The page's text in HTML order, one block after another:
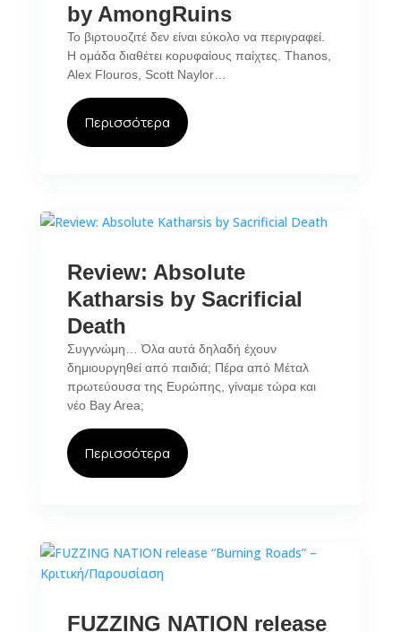
by AmongRuins
Το βιρτουοζιτέ δεν είναι εύκολο να περιγραφεί.
Η ομάδα διαθέτει κορυφαίους παίχτες. Thanos,
Alex Flouros, Scott Naylor…
Περισσότερα
Review: Absolute
Katharsis by Sacrificial
Death
Συγγνώμη… Όλα αυτά δηλαδή έχουν
δημιουργηθεί από παιδιά; Πέρα από Μέταλ
πρωτεύουσα της Ευρώπης, γίναμε τώρα και
νέο Bay Area;
Περισσότερα
FUZZING NATION release